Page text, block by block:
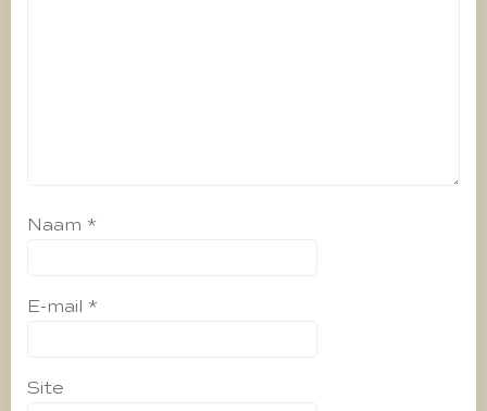
Naam *
E-mail *
Site